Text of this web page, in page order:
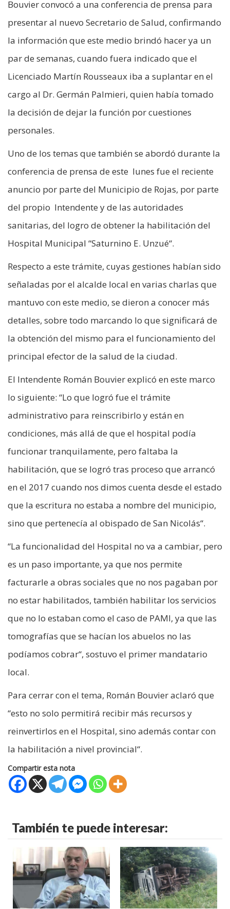
Bouvier convocó a una conferencia de prensa para
presentar al nuevo Secretario de Salud, confirmando
la información que este medio brindó hacer ya un
par de semanas, cuando fuera indicado que el
Licenciado Martín Rousseaux iba a suplantar en el
cargo al Dr. Germán Palmieri, quien había tomado
la decisión de dejar la función por cuestiones
personales.
Uno de los temas que también se abordó durante la
conferencia de prensa de este lunes fue el reciente
anuncio por parte del Municipio de Rojas, por parte
del propio Intendente y de las autoridades
sanitarias, del logro de obtener la habilitación del
Hospital Municipal “Saturnino E. Unzué“.
Respecto a este trámite, cuyas gestiones habían sido
señaladas por el alcalde local en varias charlas que
mantuvo con este medio, se dieron a conocer más
detalles, sobre todo marcando lo que significará de
la obtención del mismo para el funcionamiento del
principal efector de la salud de la ciudad.
El Intendente Román Bouvier explicó en este marco
lo siguiente: “Lo que logró fue el trámite
administrativo para reinscribirlo y están en
condiciones, más allá de que el hospital podía
funcionar tranquilamente, pero faltaba la
habilitación, que se logró tras proceso que arrancó
en el 2017 cuando nos dimos cuenta desde el estado
que la escritura no estaba a nombre del municipio,
sino que pertenecía al obispado de San Nicolás“.
“La funcionalidad del Hospital no va a cambiar, pero
es un paso importante, ya que nos permite
facturarle a obras sociales que no nos pagaban por
no estar habilitados, también habilitar los servicios
que no lo estaban como el caso de PAMI, ya que las
tomografías que se hacían los abuelos no las
podíamos cobrar“, sostuvo el primer mandatario
local.
Para cerrar con el tema, Román Bouvier aclaró que
“esto no solo permitirá recibir más recursos y
reinvertirlos en el Hospital, sino además contar con
la habilitación a nivel provincial“.
Compartir esta nota
También te puede interesar: